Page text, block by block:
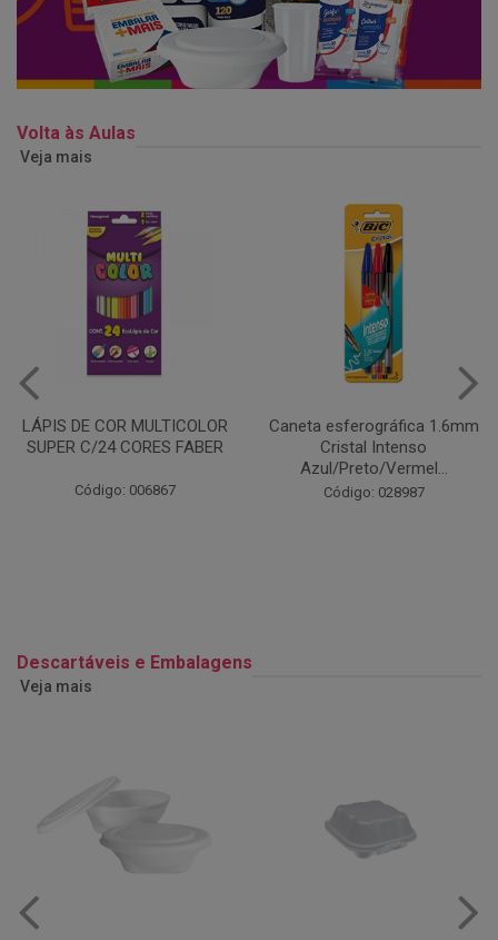
Volta às Aulas
Veja mais
Caneta esferográfica 1.6mm
Cristal Intenso
Código: 028987
COLA EM BASTÃO 40G - LEO
& LEO
Código: 028164
Descartáveis e Embalagens
Veja mais